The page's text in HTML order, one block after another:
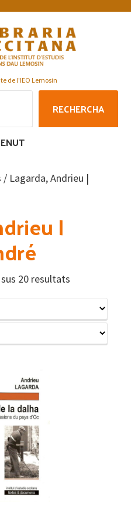
de l'IEO Lemosin
RECHERCHA
Lagarda, Andrieu |
|
20 resultats